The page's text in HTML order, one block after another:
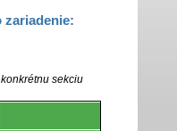
zariadenie:
sekciu